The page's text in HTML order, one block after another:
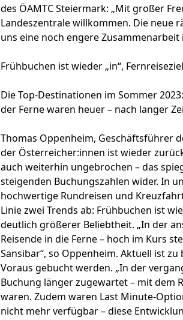
des ÖAMTC Steiermark: „Mit großer
Landeszentrale willkommen. Die neue
uns eine noch engere
Frühbuchen ist wieder „in“,
Die Top-Destinationen im Sommer
der Ferne waren heuer – nach langer
Thomas Oppenheim, Geschäftsführer
der Österreicher:innen ist wieder
auch weiterhin ungebrochen – das
steigenden Buchungszahlen wider. In
hochwertige Rundreisen und
Linie zwei Trends ab: Frühbuchen ist
deutlich größerer Beliebtheit. „In der
Reisende in die Ferne – hoch im Kurs
Sansibar“, so Oppenheim. Aktuell ist
Voraus gebucht werden. „In der
Buchung länger zugewartet – mit dem
waren. Zudem waren Last Minute-
nicht mehr verfügbar – diese